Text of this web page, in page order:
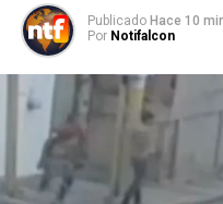
Publicado Hace 10
Por Notifalcon